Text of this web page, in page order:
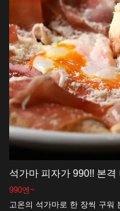
석가마 피자가 990!! 본격
990엔~
고온의 석가마로 한 장씩 구워